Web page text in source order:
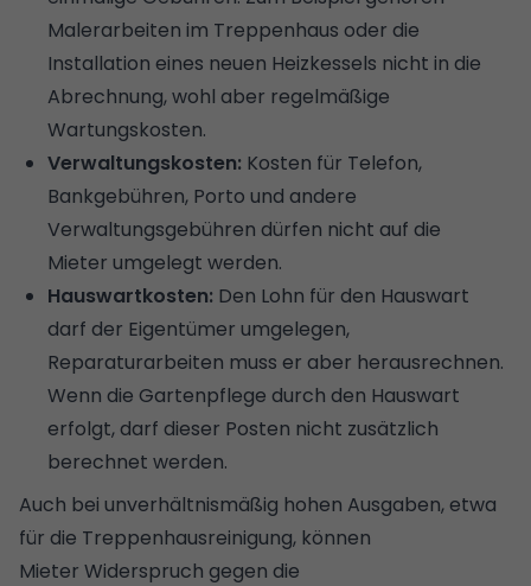
Malerarbeiten im Treppenhaus oder die
Installation eines neuen Heizkessels nicht in die
Abrechnung, wohl aber regelmäßige
Wartungskosten.
Verwaltungskosten: Kosten für Telefon,
Bankgebühren, Porto und andere
Verwaltungsgebühren dürfen nicht auf die
Mieter umgelegt werden.
Hauswartkosten: Den Lohn für den Hauswart
darf der Eigentümer umgelegen,
Reparaturarbeiten muss er aber herausrechnen.
Wenn die Gartenpflege durch den Hauswart
erfolgt, darf dieser Posten nicht zusätzlich
berechnet werden.
Auch bei unverhältnismäßig hohen Ausgaben, etwa
für die Treppenhausreinigung, können
Mieter Widerspruch gegen die